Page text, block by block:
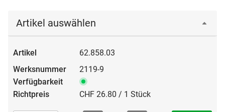
Artikel auswählen
62.858.03
2119-9
CHF 26.80 / 1 Stück